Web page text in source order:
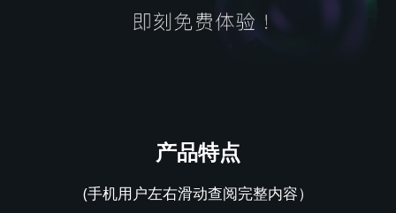
产品特点
(手机用户左右滑动查阅完整内容）